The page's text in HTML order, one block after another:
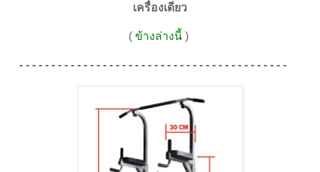
เครื่องเดียว
( ข้างล่างนี้ )
- - - - - - - - - - - - - - - - - - - - - - - - - - - - - - - - - - - - - - - - - -